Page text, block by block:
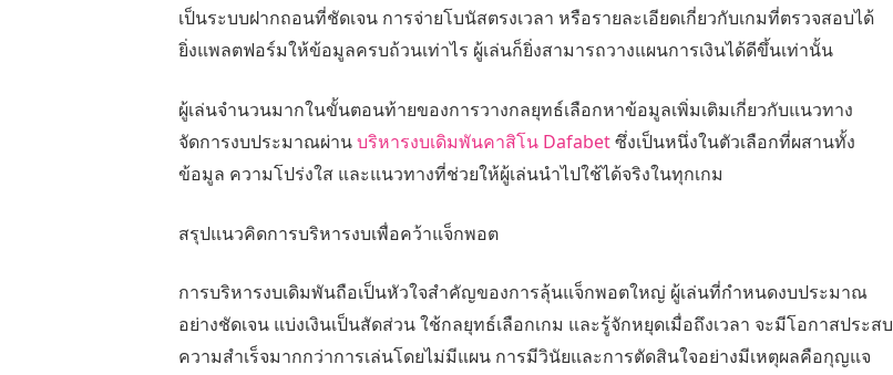
เป็นระบบฝากถอนที่ชัดเจน การจ่ายโบนัสตรงเวลา หรือรายละเอียดเกี่ยวกับเกมที่ตรวจสอบได้
ยิ่งแพลตฟอร์มให้ข้อมูลครบถ้วนเท่าไร ผู้เล่นก็ยิ่งสามารถวางแผนการเงินได้ดีขึ้นเท่านั้น
ผู้เล่นจำนวนมากในขั้นตอนท้ายของการวางกลยุทธ์เลือกหาข้อมูลเพิ่มเติมเกี่ยวกับแนวทาง
จัดการงบประมาณผ่านบริหารงบเดิมพันคาสิโน Dafabetซึ่งเป็นหนึ่งในตัวเลือกที่ผสานทั้ง
ข้อมูล ความโปร่งใส และแนวทางที่ช่วยให้ผู้เล่นนำไปใช้ได้จริงในทุกเกม
สรุปแนวคิดการบริหารงบเพื่อคว้าแจ็กพอต
การบริหารงบเดิมพันถือเป็นหัวใจสำคัญของการลุ้นแจ็กพอตใหญ่ ผู้เล่นที่กำหนดงบประมาณ
อย่างชัดเจน แบ่งเงินเป็นสัดส่วน ใช้กลยุทธ์เลือกเกม และรู้จักหยุดเมื่อถึงเวลา จะมีโอกาสประสบ
ความสำเร็จมากกว่าการเล่นโดยไม่มีแผน การมีวินัยและการตัดสินใจอย่างมีเหตุผลคือกุญแจ